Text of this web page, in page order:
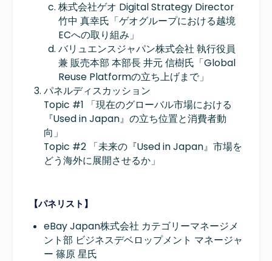
株式会社ゲオ Digital Strategy Director
竹中 真幸氏 「ゲオグループにおける越境
ECへの取り組み」
バリュエンスジャパン株式会社 執行役員
兼 販売本部 本部長 井元 信樹氏 「Global
Reuse Platformの立ち上げまで」
パネルディスカッション
Topic #1 「現在のグローバル市場における
『Used in Japan』の立ち位置と消費者動
向」
Topic #2 「未来の『Used in Japan』市場を
どう海外に展開させるか」
【パネリスト】
eBay Japan株式会社 カテゴリーマネージメ
ント部 ビジネスデベロップメント マネージャ
ー 篠原 星氏